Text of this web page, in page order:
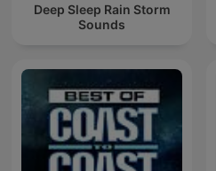
Deep Sleep Rain Storm
Sounds